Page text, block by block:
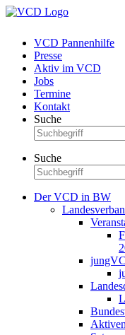
VCD Pannenhilfe
Presse
Aktiv im VCD
Jobs
Termine
Kontakt
Suche
Suche
Der VCD in BW